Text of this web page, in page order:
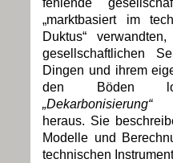
„marktbasiert im
Duktus“
gesellschaftlichen
Dingen und ihrem
den Böden
„Dekarbonisierung“
heraus. Sie
Modelle und
technischen